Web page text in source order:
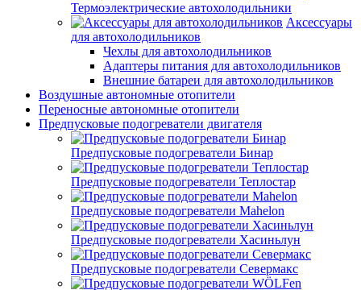
Термоэлектрические автохолодильники
Аксессуары
для автохолодильников
Чехлы для автохолодильников
Адаптеры питания для автохолодильников
Внешние батареи для автохолодильников
Воздушные автономные отопители
Переносные автономные отопители
Предпусковые подогреватели двигателя
Предпусковые подогреватели Бинар
Предпусковые подогреватели Теплостар
Предпусковые подогреватели Mahelon
Предпусковые подогреватели Хасиньлун
Предпусковые подогреватели Севермакс